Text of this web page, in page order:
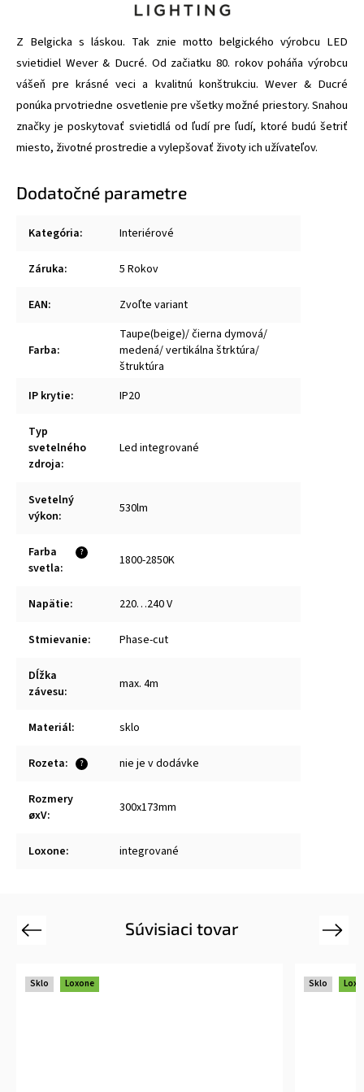
Z Belgicka s láskou. Tak znie motto belgického výrobcu LED
svietidiel Wever & Ducré. Od začiatku 80. rokov poháňa výrobcu
vášeň pre krásné veci a kvalitnú konštrukciu. Wever & Ducré
ponúka prvotriedne osvetlenie pre všetky možné priestory. Snahou
značky je poskytovať svietidlá od ľudí pre ľudí, ktoré budú šetriť
miesto, životné prostredie a vylepšovať životy ich užívateľov.
Dodatočné parametre
Kategória: Interiérové
Záruka: 5 Rokov
EAN: Zvoľte variant
Farba:
Taupe(beige)/ čierna dymová/
medená/ vertikálna štrktúra/
štruktúra
IP krytie: IP20
Typ
svetelného
zdroja:
Led integrované
Svetelný
výkon: 530lm
?
Farba
svetla: 1800-2850K
Napätie: 220…240 V
Stmievanie: Phase-cut
Dĺžka
závesu: max. 4m
Materiál: sklo
?
Rozeta: nie je v dodávke
Rozmery
øxV: 300x173mm
Loxone: integrované
Súvisiaci tovar
Previous
Sklo Loxone Sklo
Next